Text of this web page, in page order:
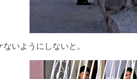
いようにしないと。